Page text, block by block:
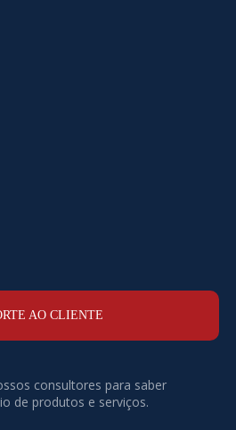
AO CLIENTE
consultores para saber
de produtos e serviços.